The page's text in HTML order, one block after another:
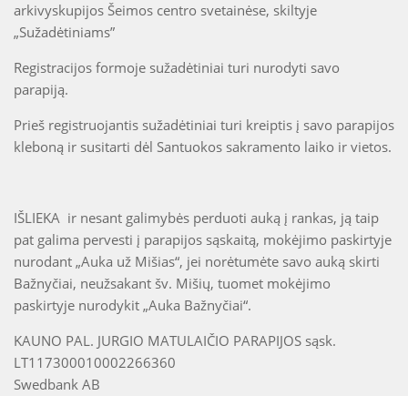
arkivyskupijos Šeimos centro svetainėse, skiltyje
„Sužadėtiniams”
Registracijos formoje sužadėtiniai turi nurodyti savo
parapiją.
Prieš registruojantis sužadėtiniai turi kreiptis į savo parapijos
kleboną ir susitarti dėl Santuokos sakramento laiko ir vietos.
IŠLIEKA ir nesant galimybės perduoti auką į rankas, ją taip
pat galima pervesti į parapijos sąskaitą, mokėjimo paskirtyje
nurodant „Auka už Mišias“, jei norėtumėte savo auką skirti
Bažnyčiai, neužsakant šv. Mišių, tuomet mokėjimo
paskirtyje nurodykit „Auka Bažnyčiai“.
KAUNO PAL. JURGIO MATULAIČIO PARAPIJOS sąsk.
LT117300010002266360
Swedbank AB